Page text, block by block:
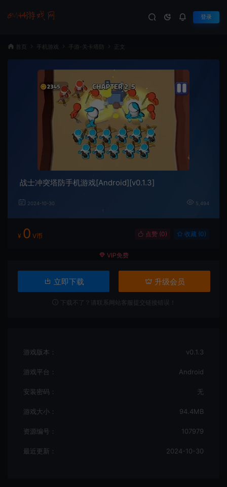
登录
首页 手机游戏 手游-关卡塔防 正文
战士冲突塔防手机游戏[Android][v0.1.3]
2024-10-30 5,494
¥ 0 V币 点赞 (0) 收藏 (0)
VIP免费
立即下载 升级会员
下载不了？请联系网站客服提交链接错误！
游戏版本： v0.1.3
游戏平台： Android
安装密码： 无
游戏大小： 94.4MB
资源编号： 107979
最近更新： 2024-10-30